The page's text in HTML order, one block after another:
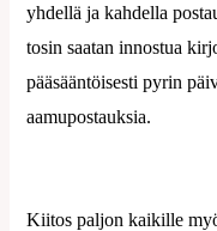
yhdellä ja kahdella
tosin saatan innostua
pääsääntöisesti pyrin
aamupostauksia.
Kiitos paljon kaikille